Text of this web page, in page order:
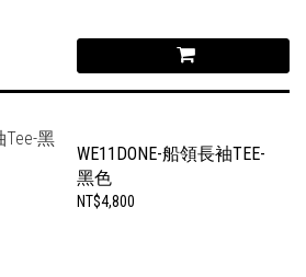
WE11DONE-船領長袖TEE-
黑色
NT$4,800